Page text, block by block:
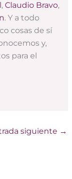
, Claudio Bravo,
. Y a todo
cosas de sí
y,
para el
siguiente →